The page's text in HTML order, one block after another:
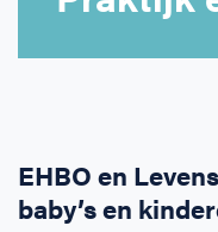
BHV voor Primair
EHBO voor
Levensreddend
Zakelijk
EHBO en
baby’s en